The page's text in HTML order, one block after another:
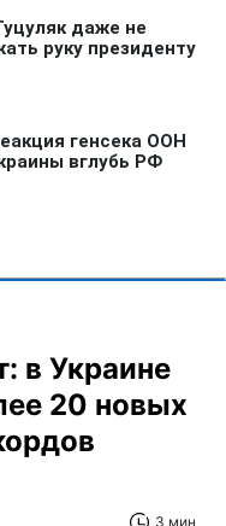
в Украине
20 новых
3 мин